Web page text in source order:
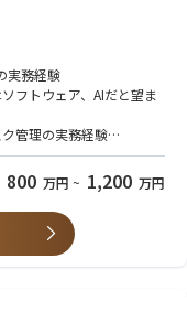
コンプライアンス状況
結果を標準化テンプレー
レーニング内容へ反映す
アンスを確保しながら
助言を提供し、レビュー
に関するガバナンス面を
中心にスケジュール・リ
開発PMの必要性が高ま
る開発スケジュール・マ
位付け・解決推進
等）対応の工程管理サ
ントへの進捗報告・ドキ
実務経験
フトウェア、AIだと望ま
管理の実務経験
営）との円滑なコミュニ
等）対応の実務経験
800 万円 ~ 1,200 万円